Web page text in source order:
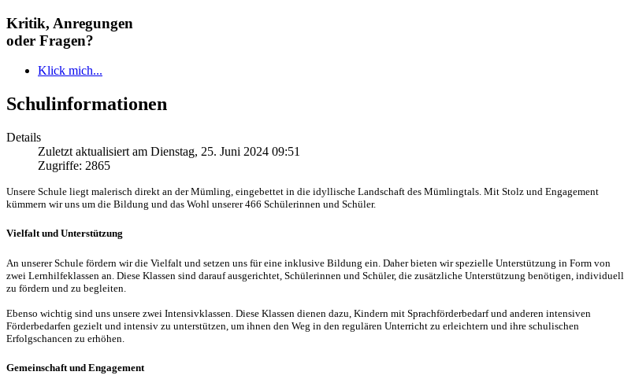
Kritik, Anregungen
oder Fragen?
Klick mich...
Schulinformationen
Details
Zuletzt aktualisiert am Dienstag, 25. Juni 2024 09:51
Zugriffe: 2865
Unsere Schule liegt malerisch direkt an der Mümling, eingebettet in die idyllische Landschaft des Mümlingtals. Mit Stolz und Engagement
kümmern wir uns um die Bildung und das Wohl unserer 466 Schülerinnen und Schüler.
Vielfalt und Unterstützung
An unserer Schule fördern wir die Vielfalt und setzen uns für eine inklusive Bildung ein. Daher bieten wir spezielle Unterstützung in Form von
zwei Lernhilfeklassen an. Diese Klassen sind darauf ausgerichtet, Schülerinnen und Schüler, die zusätzliche Unterstützung benötigen, individuell
zu fördern und zu begleiten.
Ebenso wichtig sind uns unsere zwei Intensivklassen. Diese Klassen dienen dazu, Kindern mit Sprachförderbedarf und anderen intensiven
Förderbedarfen gezielt und intensiv zu unterstützen, um ihnen den Weg in den regulären Unterricht zu erleichtern und ihre schulischen
Erfolgschancen zu erhöhen.
Gemeinschaft und Engagement